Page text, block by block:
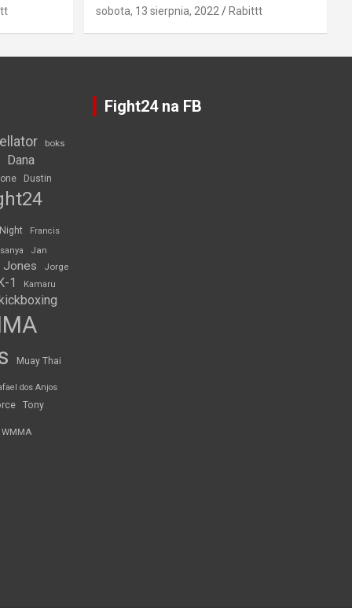
sobota, 13 sierpnia, 2022 Rabittt
boks
Dana
Dustin
Francis
Jan
Jones Jorge
1 Kamaru
Muay Thai
dos Anjos
Tony
WMMA
Fight24 na FB